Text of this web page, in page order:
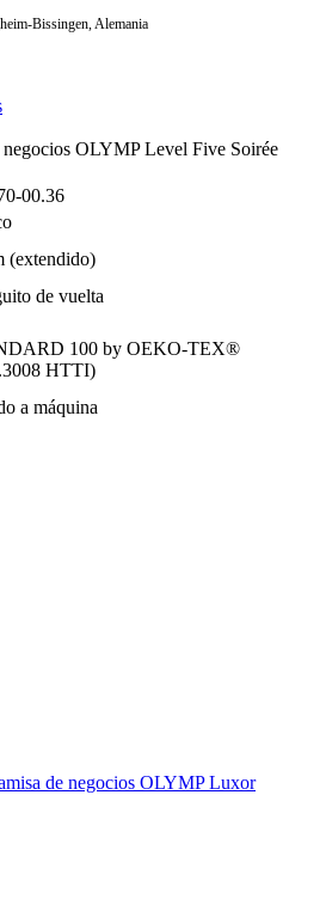
Bissingen, Alemania
OLYMP Level Five Soirée
00.36
(extendido)
de vuelta
100 by OEKO-TEX®
HTTI)
a máquina
de negocios OLYMP Luxor